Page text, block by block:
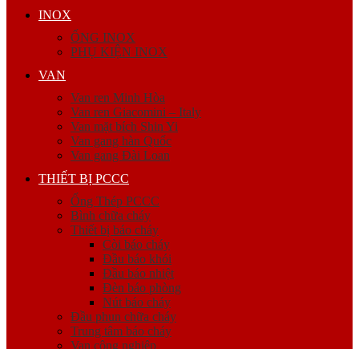
INOX
ỐNG INOX
PHỤ KIỆN INOX
VAN
Van ren Minh Hòa
Van ren Giacomini – Italy
Van mặt bích Shin Yi
Van gang hàn Quốc
Van gang Đài Loan
THIẾT BỊ PCCC
Ống Thép PCCC
Bình chữa cháy
Thiết bị báo cháy
Còi báo cháy
Đầu báo khói
Đầu báo nhiệt
Đèn báo phòng
Nút báo cháy
Đầu phun chữa cháy
Trung tâm báo cháy
Van công nghiệp